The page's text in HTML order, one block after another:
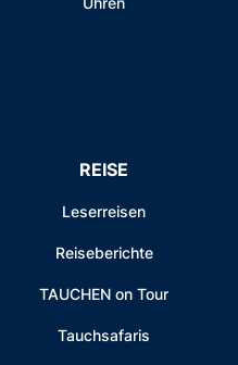
REISE
Leserreisen
Reiseberichte
TAUCHEN on Tour
Tauchsafaris